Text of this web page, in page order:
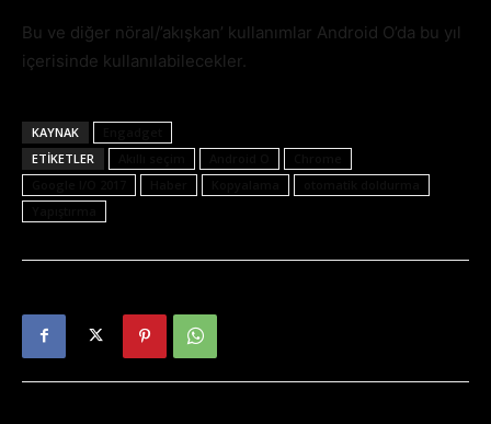
Bu ve diğer nöral/’akışkan’ kullanımlar Android O’da bu yıl
içerisinde kullanılabilecekler.
KAYNAK
ETIKETLER